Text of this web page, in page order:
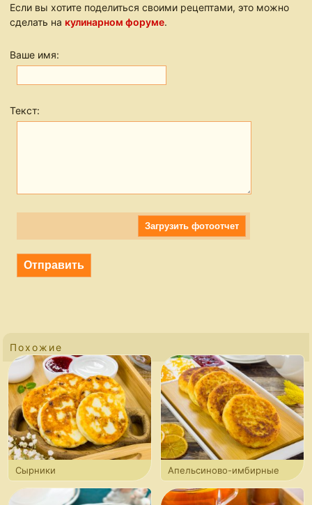
Если вы хотите поделиться своими рецептами, это можно
сделать на кулинарном форуме.
Ваше имя:
Текст:
Загрузить фотоотчет
Похожие
Сырники
Апельсиново-имбирные
сырники